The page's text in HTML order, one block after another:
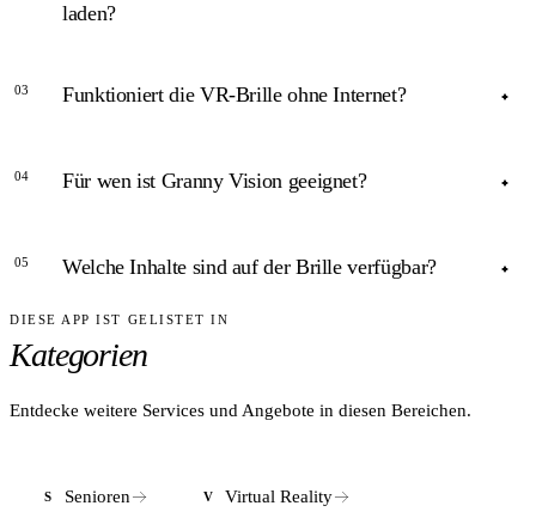
laden?
Ja. Angehörige können 360°-Videos und -Fotos erstellen, die
03 Funktioniert die VR-Brille ohne Internet?
Ja. Alle Inhalte sind laut Herstellerangaben lokal auf dem
04 Für wen ist Granny Vision geeignet?
Für Senioren in Pflegeeinrichtungen und im häuslichen
bettlägerige Personen.
05 Welche Inhalte sind auf der Brille verfügbar?
ANTWORT
Virtuelle Spaziergänge in der Natur, Städtereisen, Konzerte
Videos, laut provita-deutschland.de.
DIESE APP IST GELISTET IN
Kategorien
Entdecke weitere Services und Angebote in diesen Bereichen.
S Senioren V Virtual Reality